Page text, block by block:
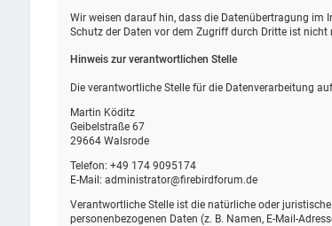
Wir weisen darauf hin, dass die Datenübertragung im
Schutz der Daten vor dem Zugriff durch Dritte ist nicht
Hinweis zur verantwortlichen Stelle
Die verantwortliche Stelle für die Datenverarbeitung
Martin Köditz
Geibelstraße 67
29664 Walsrode
Telefon: +49 174 9095174
E-Mail: administrator@firebirdforum.de
Verantwortliche Stelle ist die natürliche oder
personenbezogenen Daten (z. B. Namen, E-Mail-